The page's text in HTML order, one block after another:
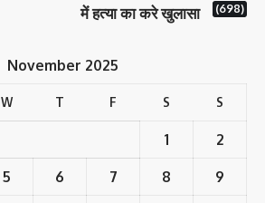
में हत्या का करे खुलासा
(698)
November 2025
W T F S S
1 2
5 6 7 8 9